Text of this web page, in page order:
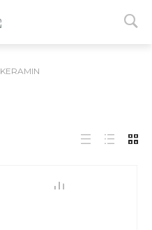
KERAMIN